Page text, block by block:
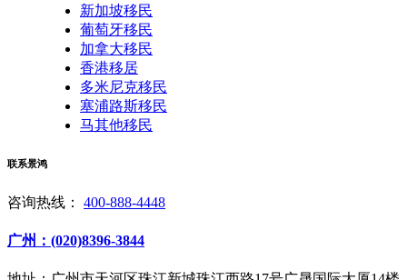
新加坡移民
葡萄牙移民
加拿大移民
香港移居
多米尼克移民
塞浦路斯移民
马其他移民
联系景鸿
咨询热线： 400-888-4448
广州：(020)8396-3844